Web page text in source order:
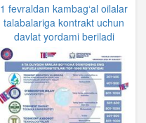
1 fevraldan kambag‘al oilalar
talabalariga kontrakt uchun
davlat yordami beriladi